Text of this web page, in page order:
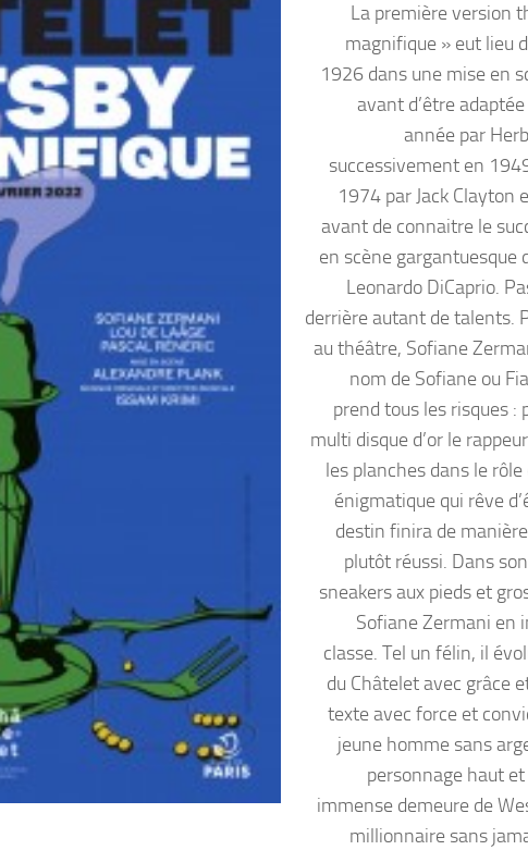
La première version
magnifique » eut lieu
1926 dans une mise en
avant d’être
année par
successivement en
1974 par Jack Clayton
avant de connaitre le
en scène gargantuesque
Leonardo DiCaprio.
derrière autant de talents.
au théâtre, Sofiane
nom de Sofiane ou
prend tous les risques :
multi disque d’or le
les planches dans le
énigmatique qui rêve
destin finira de
plutôt réussi. Dans
sneakers aux pieds et
Sofiane Zermani en
classe. Tel un félin, il
du Châtelet avec grâce
texte avec force et
jeune homme sans
personnage haut
immense demeure de
millionnaire sans